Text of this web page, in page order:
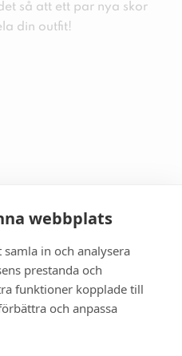
webbplats
in och analysera
prestanda och
funktioner kopplade till
och anpassa
så att ett par nya skor
din outfit!